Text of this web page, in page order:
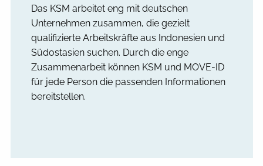
Das KSM arbeitet eng mit deutschen
Unternehmen zusammen, die gezielt
qualifizierte Arbeitskräfte aus Indonesien und
Südostasien suchen. Durch die enge
Zusammenarbeit können KSM und MOVE-ID
für jede Person die passenden Informationen
bereitstellen.